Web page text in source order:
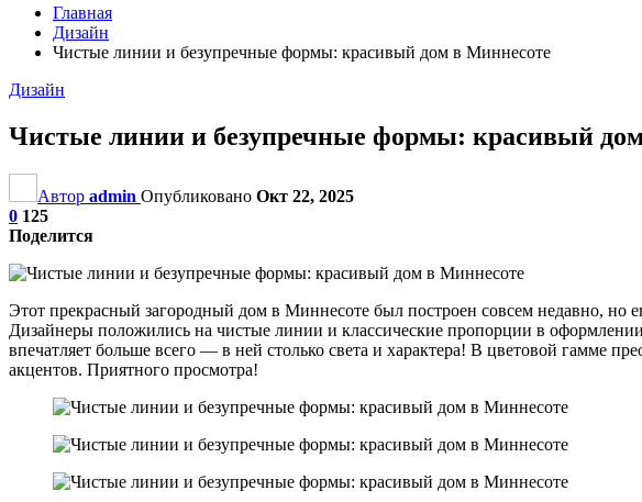
Главная
Дизайн
Чистые линии и безупречные формы: красивый дом в Миннесоте
Дизайн
Чистые линии и безупречные формы: красивый
Автор admin Опубликовано Окт 22, 2025
0 125
Поделится
Этот прекрасный загородный дом в Миннесоте был построен совсем недавно, но
Дизайнеры положились на чистые линии и классические пропорции в
впечатляет больше всего — в ней столько света и характера! В цветовой гамме
акцентов. Приятного просмотра!